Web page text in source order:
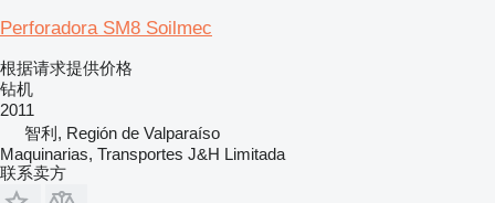
Perforadora SM8 Soilmec
根据请求提供价格
钻机
2011
智利, Región de Valparaíso
Maquinarias, Transportes J&H Limitada
联系卖方